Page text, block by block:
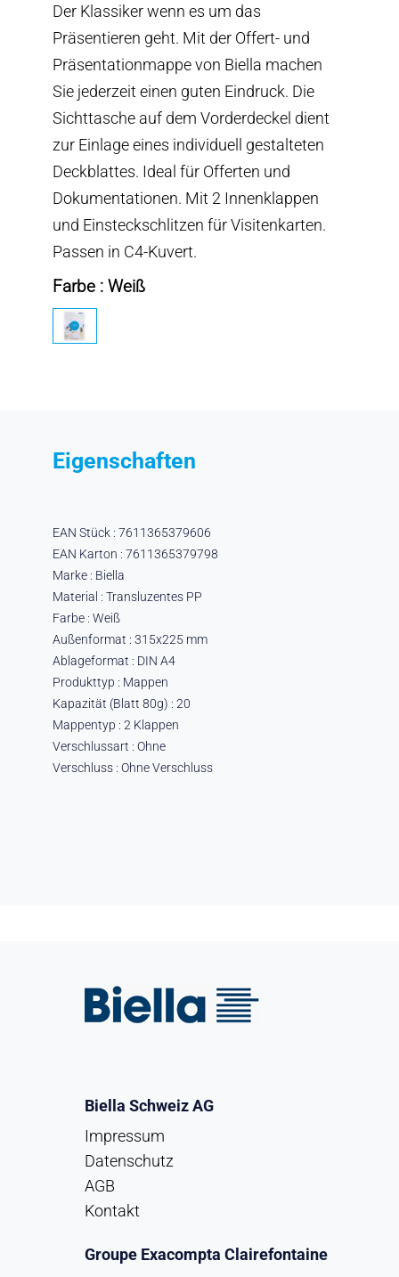
Der Klassiker wenn es um das
Präsentieren geht. Mit der Offert- und
Präsentationmappe von Biella machen
Sie jederzeit einen guten Eindruck. Die
Sichttasche auf dem Vorderdeckel dient
zur Einlage eines individuell gestalteten
Deckblattes. Ideal für Offerten und
Dokumentationen. Mit 2 Innenklappen
und Einsteckschlitzen für Visitenkarten.
Passen in C4-Kuvert.
Farbe : Weiß
Eigenschaften
EAN Stück : 7611365379606
EAN Karton : 7611365379798
Marke : Biella
Material : Transluzentes PP
Farbe : Weiß
Außenformat : 315x225 mm
Ablageformat : DIN A4
Produkttyp : Mappen
Kapazität (Blatt 80g) : 20
Mappentyp : 2 Klappen
Verschlussart : Ohne
Verschluss : Ohne Verschluss
Biella Schweiz AG
Impressum
Datenschutz
AGB
Kontakt
Groupe Exacompta Clairefontaine